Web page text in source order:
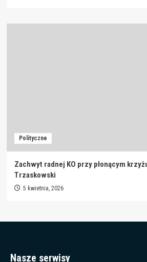
Polityczne
Zachwyt radnej KO przy płonącym
Trzaskowski
5 kwietnia, 2026
Nasze serwisy